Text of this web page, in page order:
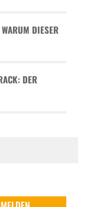
DIESER
DER